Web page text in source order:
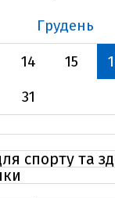
Грудень
14 15
31
спорту та